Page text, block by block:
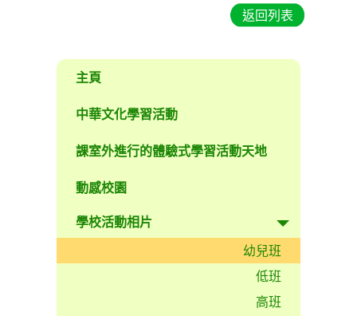
主頁
中華文化學習活動
課室外進行的體驗式學習活動天地
動感校園
學校活動相片
幼兒班
低班
高班
返回列表